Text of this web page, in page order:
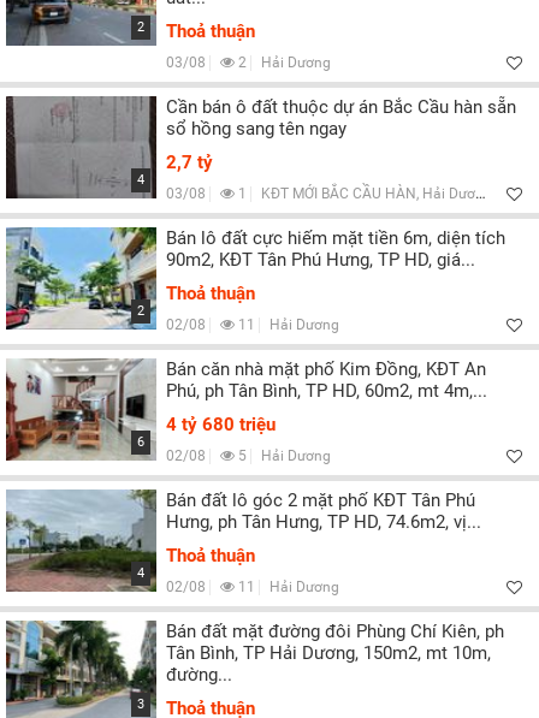
2
Thoả thuận
03/08 2 Hải Dương
4
Cần bán ô đất thuộc dự án Bắc Cầu hàn sẵn
sổ hồng sang tên ngay
2,7 tỷ
03/08 1 KĐT MỚI BẮC CẦU HÀN, Hải Dương
2
Bán lô đất cực hiếm mặt tiền 6m, diện tích
90m2, KĐT Tân Phú Hưng, TP HD, giá...
Thoả thuận
02/08 11 Hải Dương
6
Bán căn nhà mặt phố Kim Đồng, KĐT An
Phú, ph Tân Bình, TP HD, 60m2, mt 4m,...
4 tỷ 680 triệu
02/08 5 Hải Dương
4
Bán đất lô góc 2 mặt phố KĐT Tân Phú
Hưng, ph Tân Hưng, TP HD, 74.6m2, vị...
Thoả thuận
02/08 11 Hải Dương
3
Bán đất mặt đường đôi Phùng Chí Kiên, ph
Tân Bình, TP Hải Dương, 150m2, mt 10m,
đường...
Thoả thuận